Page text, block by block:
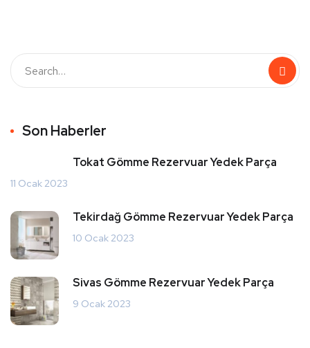
Son Haberler
Tokat Gömme Rezervuar Yedek Parça
11 Ocak 2023
Tekirdağ Gömme Rezervuar Yedek Parça
10 Ocak 2023
Sivas Gömme Rezervuar Yedek Parça
9 Ocak 2023